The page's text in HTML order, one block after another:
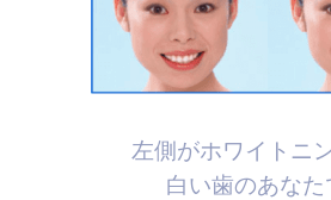
左側がホワイトニ
白い歯のあなた